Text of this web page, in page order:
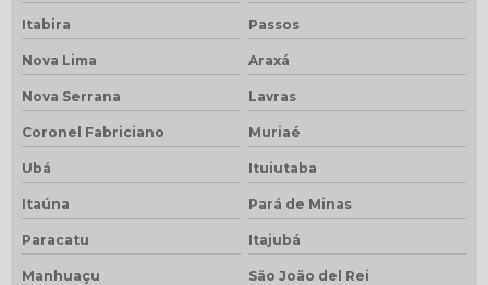
Itabira Passos
Nova Lima Araxá
Nova Serrana Lavras
Coronel Fabriciano Muriaé
Ubá Ituiutaba
Itaúna Pará de Minas
Paracatu Itajubá
Manhuaçu São João del Rei